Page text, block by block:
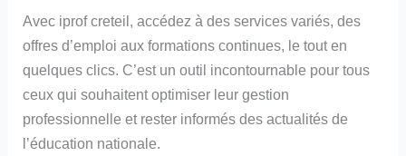
Avec iprof creteil, accédez à des services variés, des
offres d’emploi aux formations continues, le tout en
quelques clics. C’est un outil incontournable pour tous
ceux qui souhaitent optimiser leur gestion
professionnelle et rester informés des actualités de
l’éducation nationale.